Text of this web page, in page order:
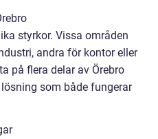
styrkor. Vissa områden
andra för kontor eller
på flera delar av Örebro
som både fungerar